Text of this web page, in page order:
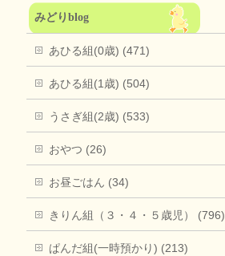
みどりblog
あひる組(0歳) (471)
あひる組(1歳) (504)
うさぎ組(2歳) (533)
おやつ (26)
お昼ごはん (34)
きりん組（３・４・５歳児） (796)
ぱんだ組(一時預かり) (213)